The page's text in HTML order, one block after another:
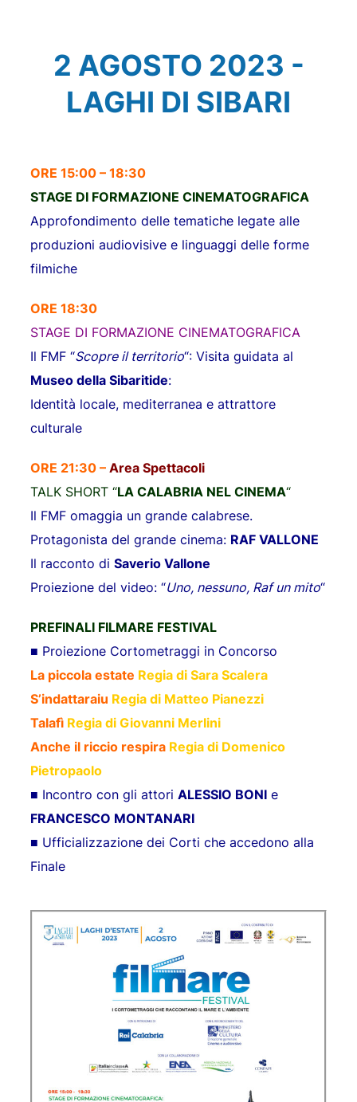
2 AGOSTO 2023 -
LAGHI DI SIBARI
ORE 15:00 – 18:30
STAGE DI FORMAZIONE CINEMATOGRAFICA
Approfondimento delle tematiche legate alle
produzioni audiovisive e linguaggi delle forme
filmiche
ORE 18:30
STAGE DI FORMAZIONE CINEMATOGRAFICA
Il FMF “Scopre il territorio“: Visita guidata al
Museo della Sibaritide:
Identità locale, mediterranea e attrattore
culturale
ORE 21:30 – Area Spettacoli
TALK SHORT“LA CALABRIA NEL CINEMA“
Il FMF omaggia un grande calabrese.
Protagonista del grande cinema: RAF VALLONE
Il racconto di Saverio Vallone
Proiezione del video: “Uno, nessuno, Raf un mito“
PREFINALI FILMARE FESTIVAL
■ Proiezione Cortometraggi in Concorso
La piccola estate Regia di Sara Scalera
S’indattaraiu Regia di Matteo Pianezzi
Talafì Regia di Giovanni Merlini
Anche il riccio respira Regia di Domenico
Pietropaolo
■ Incontro con gli attori ALESSIO BONIe
FRANCESCO MONTANARI
■ Ufficializzazione dei Corti che accedono alla
Finale